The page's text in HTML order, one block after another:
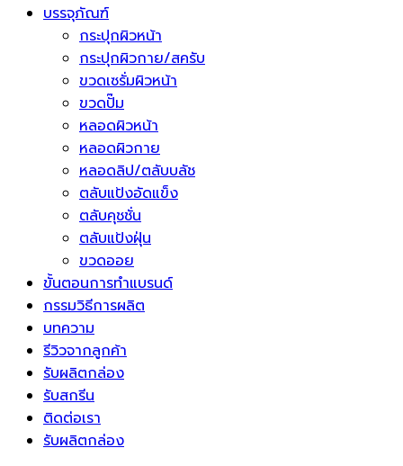
บรรจุภัณฑ์
กระปุกผิวหน้า
กระปุกผิวกาย/สครับ
ขวดเซรั่มผิวหน้า
ขวดปั๊ม
หลอดผิวหน้า
หลอดผิวกาย
หลอดลิป/ตลับบลัช
ตลับแป้งอัดแข็ง
ตลับคุชชั่น
ตลับแป้งฝุ่น
ขวดออย
ขั้นตอนการทำแบรนด์
กรรมวิธีการผลิต
บทความ
รีวิวจากลูกค้า
รับผลิตกล่อง
รับสกรีน
ติดต่อเรา
รับผลิตกล่อง